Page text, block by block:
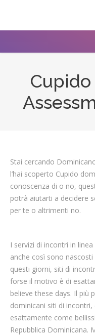
About us
Gallery
Venues
Stai cercando
l’hai scoperto Cupido
conoscenza di o no,
potrà aiutarti a decidere
per te o altrimenti no.
I servizi di incontri in
anche così sono
questi giorni, siti di
forse il motivo è di
believe these days. Il più
dominicani siti di
esattamente come
Repubblica Dominicana.